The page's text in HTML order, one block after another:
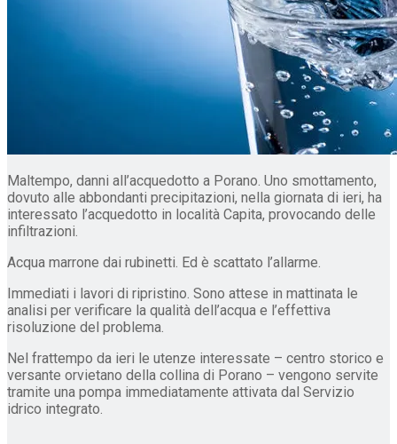
Maltempo, danni all’acquedotto a Porano. Uno smottamento,
dovuto alle abbondanti precipitazioni, nella giornata di ieri, ha
interessato l’acquedotto in località Capita, provocando delle
infiltrazioni.
Acqua marrone dai rubinetti. Ed è scattato l’allarme.
Immediati i lavori di ripristino. Sono attese in mattinata le
analisi per verificare la qualità dell’acqua e l’effettiva
risoluzione del problema.
Nel frattempo da ieri le utenze interessate – centro storico e
versante orvietano della collina di Porano – vengono servite
tramite una pompa immediatamente attivata dal Servizio
idrico integrato.